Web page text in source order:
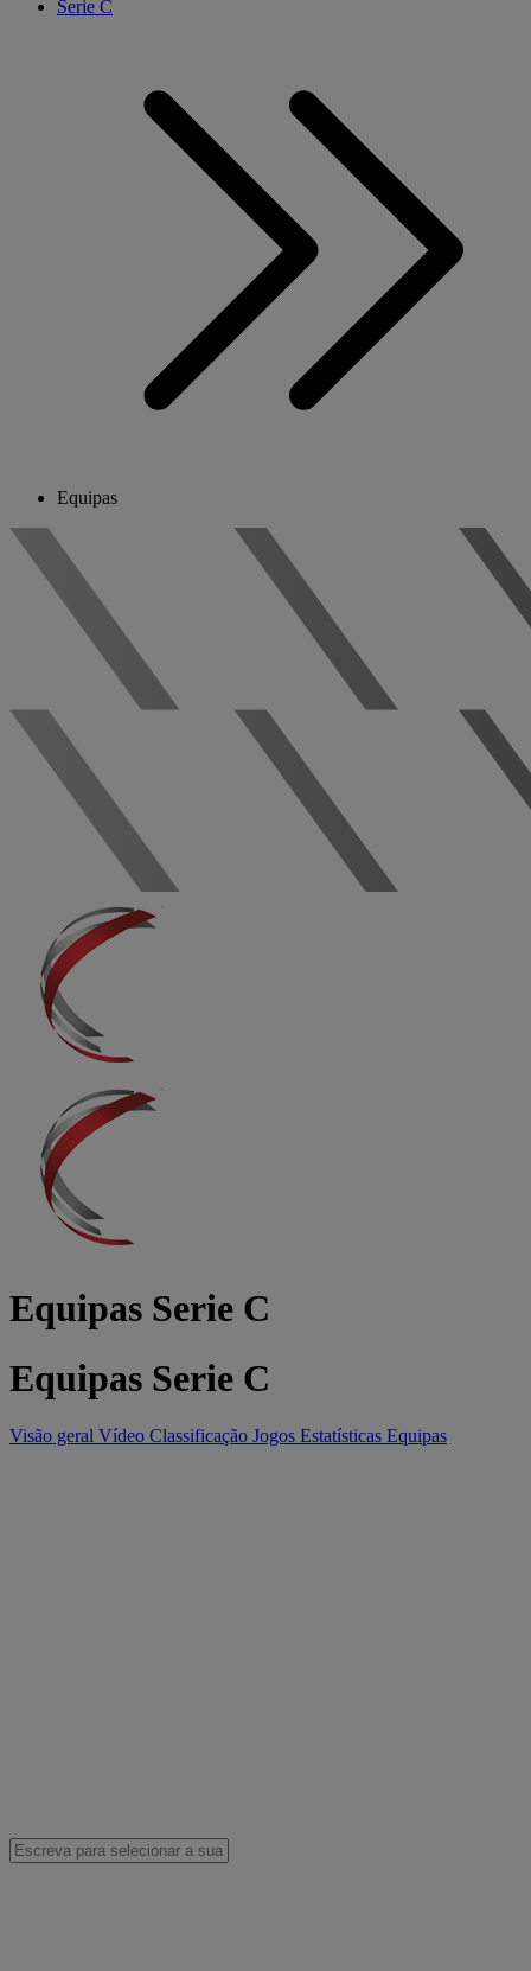
Serie C
Equipas
Equipas Serie C
Equipas Serie C
Visão geral Vídeo Classificação Jogos Estatísticas Equipas